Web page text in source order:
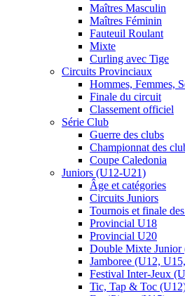
Maîtres Masculin
Maîtres Féminin
Fauteuil Roulant
Mixte
Curling avec Tige
Circuits Provinciaux
Hommes, Femmes,
Finale du circuit
Classement officiel
Série Club
Guerre des clubs
Championnat des
Coupe Caledonia
Juniors (U12-U21)
Âge et catégories
Circuits Juniors
Tournois et finale
Provincial U18
Provincial U20
Double Mixte Junior
Jamboree (U12,
Festival Inter-Jeux
Tic, Tap & Toc